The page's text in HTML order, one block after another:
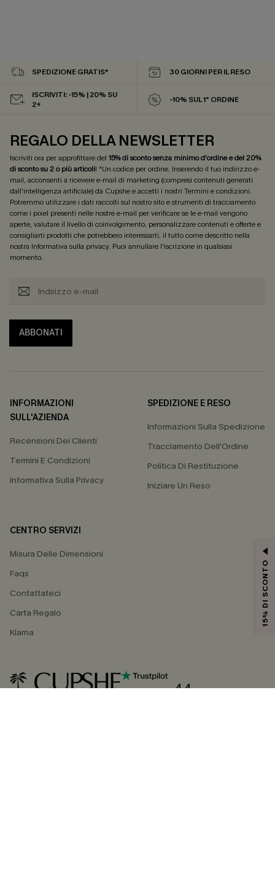
SPEDIZIONE GRATIS* 30 GIORNI PER IL RESO
ISCRIVITI: -15% | 20% SU
2+
-10% SUL 1° ORDINE
REGALO DELLA NEWSLETTER
Iscriviti ora per approfittare del 15% di sconto senza minimo d'ordine e del 20%
di sconto su 2 o più articoli! *Un codice per ordine. Inserendo il tuo indirizzo e-
mail, acconsenti a ricevere e-mail di marketing (compresi contenuti generati
dall'intelligenza artificiale) da Cupshe e accetti i nostri Termini e condizioni.
Potremmo utilizzare i dati raccolti sul nostro sito e strumenti di tracciamento
come i pixel presenti nelle nostre e-mail per verificare se le e-mail vengono
aperte, valutare il livello di coinvolgimento, personalizzare contenuti e offerte e
consigliarti prodotti che potrebbero interessarti, il tutto come descritto nella
nostra Informativa sulla privacy. Puoi annullare l'iscrizione in qualsiasi
momento.
ABBONATI
INFORMAZIONI
SULL'AZIENDA
Recensioni Dei Clienti
Termini E Condizioni
Informativa Sulla Privacy
SPEDIZIONE E RESO
Informazioni Sulla Spedizione
Tracciamento Dell'Ordine
Politica Di Restituzione
Iniziare Un Reso
CENTRO SERVIZI
Misura Delle Dimensioni
Faqs
Contattateci
Carta Regalo
Klarna
4.4
15% DI SCONTO